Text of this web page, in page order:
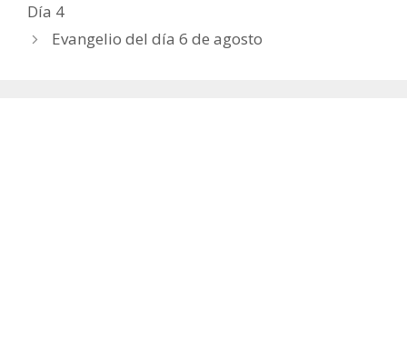
Día 4
Evangelio del día 6 de agosto